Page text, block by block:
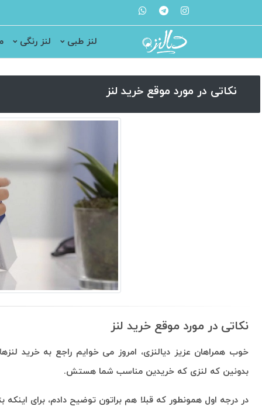
لنز طبی لنز رنگی
نکاتی در مورد موقع خرید لنز
نکاتی در مورد موقع خرید لنز
خوب همراهان عزیز دیالنزی، امروز می خوایم راجع به خرید
بدونین که لنزی که خریدین مناسب شما هستش.
در درجه اول همونطور که قبلا هم براتون توضیح دادم، برای